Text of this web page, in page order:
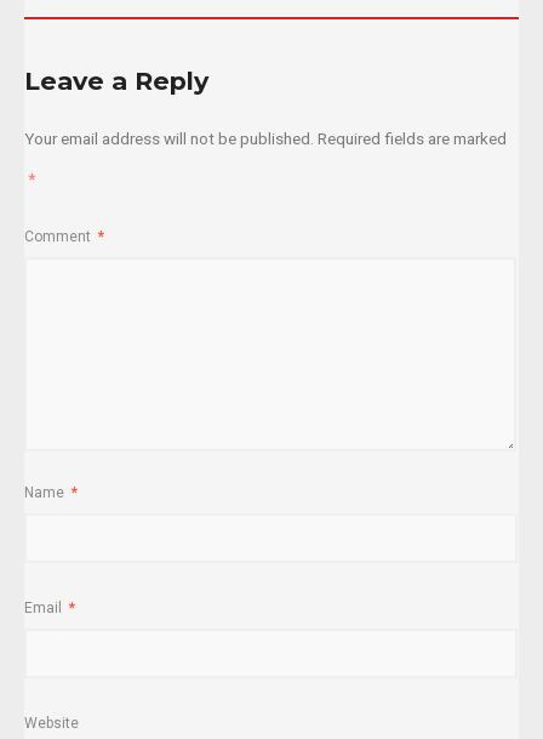
Leave a Reply
Your email address will not be published. Required fields are marked
*
Comment *
Name *
Email *
Website